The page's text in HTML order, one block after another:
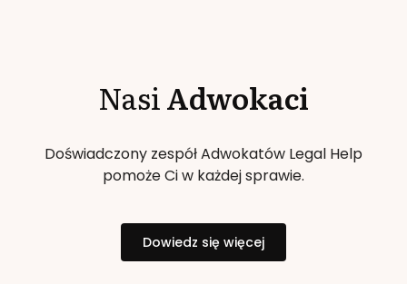
NasiAdwokaci
Doświadczony zespół Adwokatów Legal Help
pomoże Ci w każdej sprawie.
Dowiedz się więcej